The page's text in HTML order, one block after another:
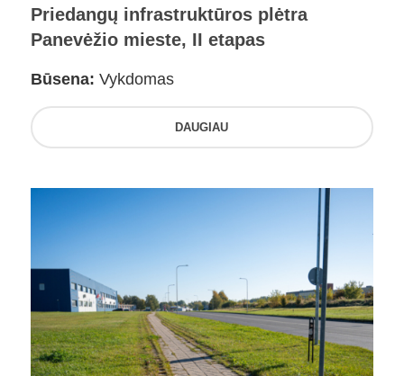
Priedangų infrastruktūros plėtra
Panevėžio mieste, II etapas
Būsena: Vykdomas
DAUGIAU